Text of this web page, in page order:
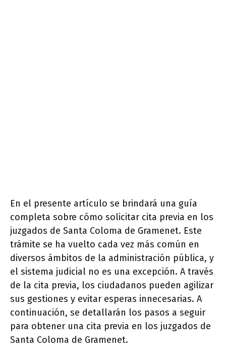
En el presente artículo se brindará una guía
completa sobre cómo solicitar cita previa en los
juzgados de Santa Coloma de Gramenet. Este
trámite se ha vuelto cada vez más común en
diversos ámbitos de la administración pública, y
el sistema judicial no es una excepción. A través
de la cita previa, los ciudadanos pueden agilizar
sus gestiones y evitar esperas innecesarias. A
continuación, se detallarán los pasos a seguir
para obtener una cita previa en los juzgados de
Santa Coloma de Gramenet.